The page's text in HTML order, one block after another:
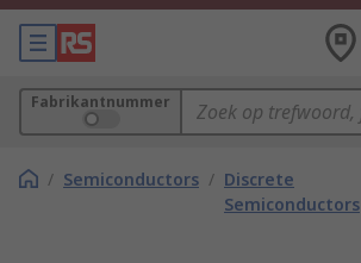
Fabrikantnummer
/ Semiconductors / Discrete
Semiconductors